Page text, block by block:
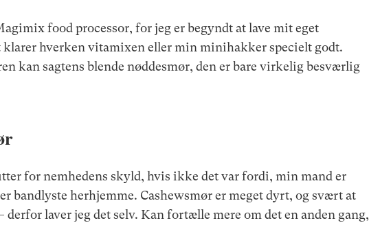
food processor, for jeg er begyndt at lave mit eget
klarer hverken vitamixen eller min minihakker specielt godt.
kan sagtens blende nøddesmør, den er bare virkelig besværlig
for nemhedens skyld, hvis ikke det var fordi, min mand er
bandlyste herhjemme. Cashewsmør er meget dyrt, og svært at
derfor laver jeg det selv. Kan fortælle mere om det en anden gang,